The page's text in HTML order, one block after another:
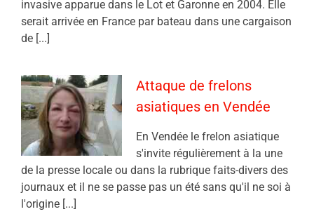
invasive apparue dans le Lot et Garonne en 2004. Elle
serait arrivée en France par bateau dans une cargaison
de [...]
Attaque de frelons
asiatiques en Vendée
En Vendée le frelon asiatique
s'invite régulièrement à la une
de la presse locale ou dans la rubrique faits-divers des
journaux et il ne se passe pas un été sans qu'il ne soi à
l'origine [...]